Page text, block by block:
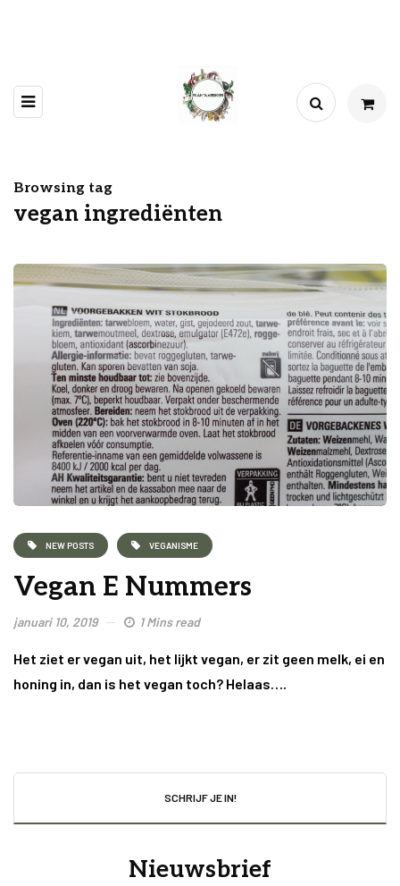
Browsing tag
vegan ingrediënten
NEW POSTS VEGANISME
Vegan E Nummers
januari 10, 2019 1 Mins read
Het ziet er vegan uit, het lijkt vegan, er zit geen melk, ei en
honing in, dan is het vegan toch? Helaas….
SCHRIJF JE IN!
Nieuwsbrief